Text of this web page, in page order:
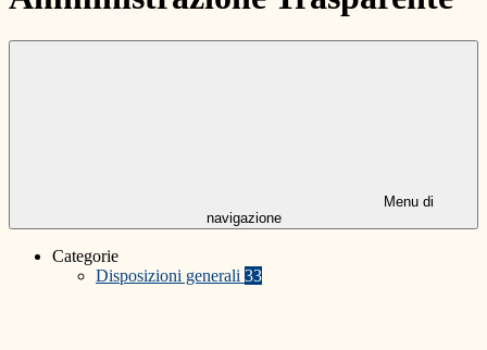
Menu di
navigazione
Categorie
Disposizioni generali 33